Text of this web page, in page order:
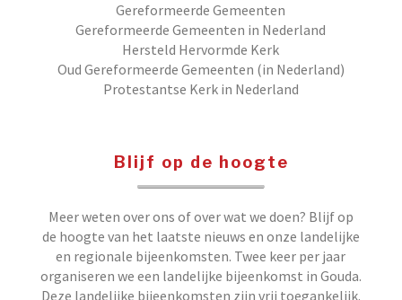
Gereformeerde Gemeenten
Gereformeerde Gemeenten in Nederland
Hersteld Hervormde Kerk
Oud Gereformeerde Gemeenten (in Nederland)
Protestantse Kerk in Nederland
Blijf op de hoogte
Meer weten over ons of over wat we doen? Blijf op
de hoogte van het laatste nieuws en onze landelijke
en regionale bijeenkomsten. Twee keer per jaar
organiseren we een landelijke bijeenkomst in Gouda.
Deze landelijke bijeenkomsten zijn vrij toegankelijk.